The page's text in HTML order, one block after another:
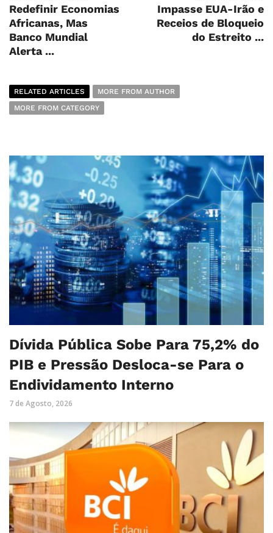
Redefinir Economias
Africanas, Mas
Banco Mundial
Alerta ...
Impasse EUA-Irão e
Receios de Bloqueio
do Estreito ...
RELATED ARTICLES
MORE FROM AUTHOR
MORE FROM CATEGORY
Dívida Pública Sobe Para 75,2% do
PIB e Pressão Desloca-se Para o
Endividamento Interno
7 de Agosto, 2026